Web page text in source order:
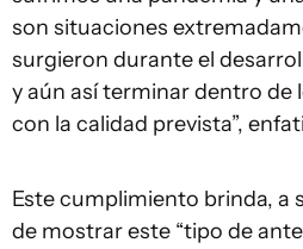
son situaciones
surgieron durante el
y aún así terminar dentro de
con la calidad prevista”,
Este cumplimiento brinda, a
de mostrar este “tipo de